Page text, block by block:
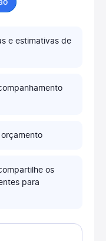
e estimativas de
os
para